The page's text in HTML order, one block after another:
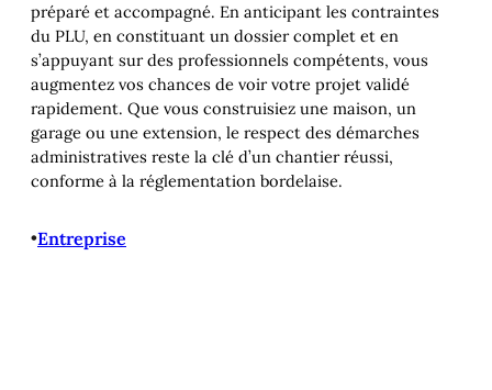
préparé et accompagné. En anticipant les contraintes
du PLU, en constituant un dossier complet et en
s’appuyant sur des professionnels compétents, vous
augmentez vos chances de voir votre projet validé
rapidement. Que vous construisiez une maison, un
garage ou une extension, le respect des démarches
administratives reste la clé d’un chantier réussi,
conforme à la réglementation bordelaise.
•Entreprise